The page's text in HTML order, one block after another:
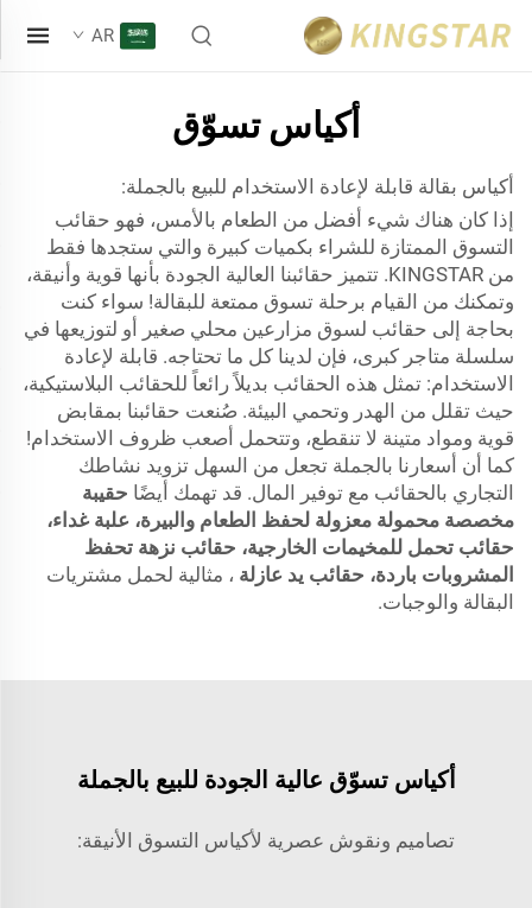
AR
أكياس تسوّق
أكياس بقالة قابلة لإعادة الاستخدام للبيع بالجملة:
إذا كان هناك شيء أفضل من الطعام بالأمس، فهو حقائب
التسوق الممتازة للشراء بكميات كبيرة والتي ستجدها فقط
من KINGSTAR. تتميز حقائبنا العالية الجودة بأنها قوية وأنيقة،
وتمكنك من القيام برحلة تسوق ممتعة للبقالة! سواء كنت
بحاجة إلى حقائب لسوق مزارعين محلي صغير أو لتوزيعها في
سلسلة متاجر كبرى، فإن لدينا كل ما تحتاجه. قابلة لإعادة
الاستخدام: تمثل هذه الحقائب بديلاً رائعاً للحقائب البلاستيكية،
حيث تقلل من الهدر وتحمي البيئة. صُنعت حقائبنا بمقابض
قوية ومواد متينة لا تنقطع، وتتحمل أصعب ظروف الاستخدام!
كما أن أسعارنا بالجملة تجعل من السهل تزويد نشاطك
التجاري بالحقائب مع توفير المال. قد تهمك أيضًا حقيبة
مخصصة محمولة معزولة لحفظ الطعام والبيرة، علبة غداء،
حقائب تحمل للمخيمات الخارجية، حقائب نزهة تحفظ
المشروبات باردة، حقائب يد عازلة ، مثالية لحمل مشتريات
البقالة والوجبات.
أكياس تسوّق عالية الجودة للبيع بالجملة
تصاميم ونقوش عصرية لأكياس التسوق الأنيقة: